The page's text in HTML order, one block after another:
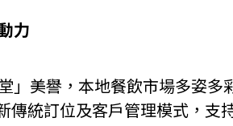
力
」美譽，本地餐飲市場多姿
統訂位及客戶管理模式，支